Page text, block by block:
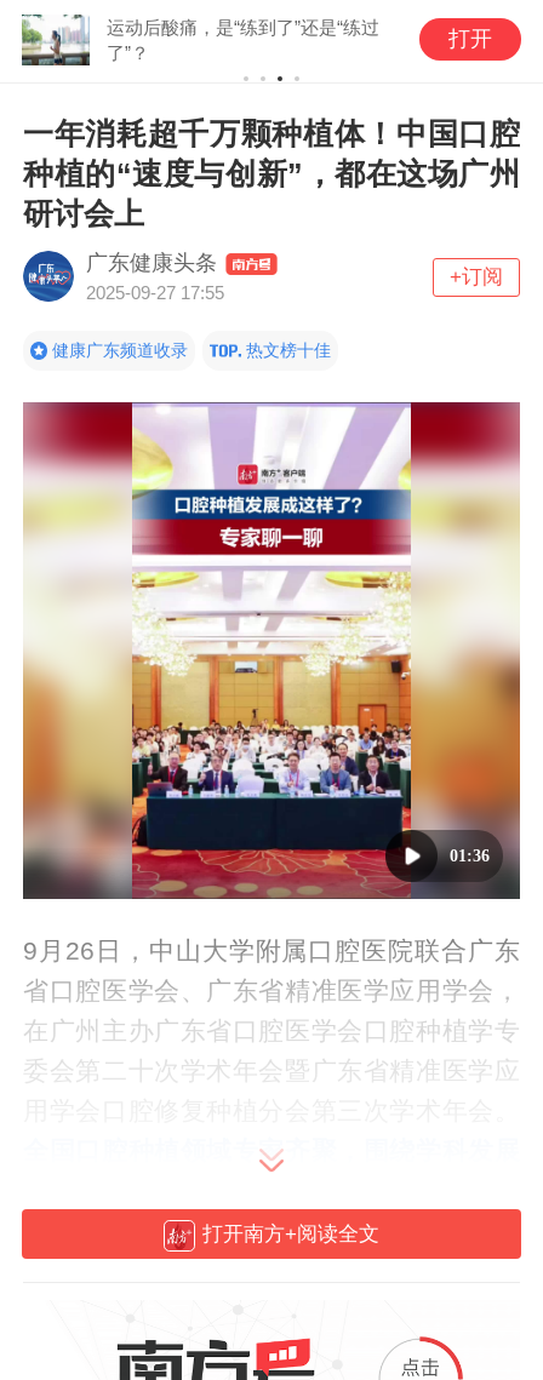
运动后酸痛，是“练到了”还是“练过
了”？
打开
一年消耗超千万颗种植体！中国口腔
种植的“速度与创新”，都在这场广州
研讨会上
广东健康头条
2025-09-27 17:55
+订阅
健康广东频道收录 热文榜十佳
01:36
9月26日，中山大学附属口腔医院联合广东
省口腔医学会、广东省精准医学应用学会，
在广州主办广东省口腔医学会口腔种植学专
委会第二十次学术年会暨广东省精准医学应
全国口腔种植领域专家齐聚，围绕学科发展
还庆祝该院口腔种植科建科30周年、广东省
打开南方+阅读全文